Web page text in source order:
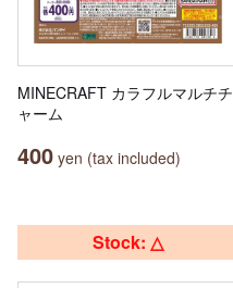
MINECRAFT カラフルマルチチ
ャーム
400 yen (tax included)
Stock: △